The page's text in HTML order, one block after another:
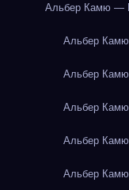
Альбер Камю —
Альбер
Альбер
Альбер
Альбер
Альбер